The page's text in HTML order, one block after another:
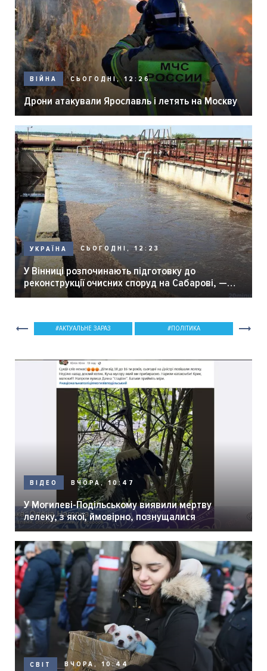
ВІЙНА СЬОГОДНІ, 12:26
Дрони атакували Ярославль і летять на Москву
УКРАЇНА СЬОГОДНІ, 12:23
У Вінниці розпочинають підготовку до
реконструкції очисних споруд на Сабарові, —
мер Вінниці.
АКТУАЛЬНЕ ЗАРАЗ ПОЛІТИКА
ВІДЕО ВЧОРА, 10:47
У Могилеві-Подільському виявили мертву
лелеку, з якої, ймовірно, познущалися
СВІТ ВЧОРА, 10:44